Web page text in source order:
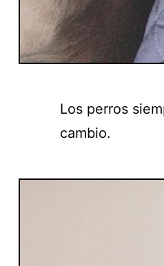
Los perros
cambio.